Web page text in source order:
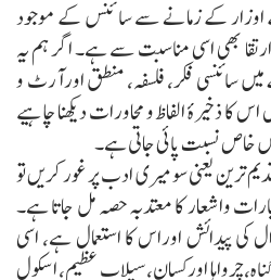
کے زمانے سے سائنس کے موجود
بھی اسی مناسبت سے ہے۔ اگر ہم یہ
سائنسی فکر، فلسفہ، منطق اورآرٹ و
کا ذخیرۂ الفاظ و محاورات دیکھنا چاہیے
خاص نسبت پائی جاتی ہے۔
ترین یعنی سو میری ادب پر غور کریں تو
واشعار کا معتدبہ حصہ مل جاتا ہے۔
کی پیدائش اوراس کا استعمال ہے، اسی
چرواہا اورکسان، سیلاب عظیم، اسکول